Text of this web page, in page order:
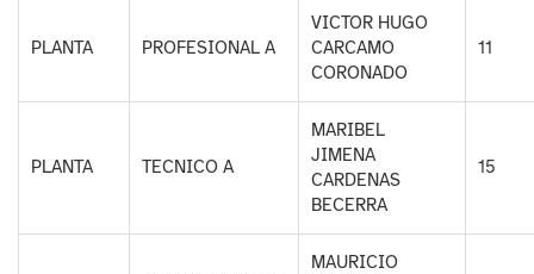
PLANTA PROFESIONAL A
VICTOR HUGO
CARCAMO
CORONADO
11
PLANTA TECNICO A
MARIBEL
JIMENA
CARDENAS
BECERRA
15
MAURICIO